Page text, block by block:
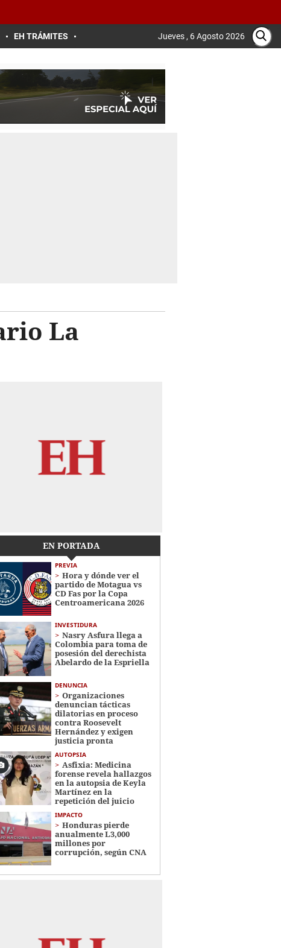
EH TRÁMITES Jueves , 6 Agosto 2026
La
EN PORTADA
PREVIA
Hora y dónde ver el
partido de Motagua vs
CD Fas por la Copa
Centroamericana 2026
INVESTIDURA
Nasry Asfura llega a
Colombia para toma de
posesión del derechista
Abelardo de la Espriella
DENUNCIA
Organizaciones
denuncian tácticas
dilatorias en proceso
contra Roosevelt
Hernández y exigen
justicia pronta
AUTOPSIA
Asfixia: Medicina
forense revela hallazgos
en la autopsia de Keyla
Martínez en la
repetición del juicio
IMPACTO
Honduras pierde
anualmente L3,000
millones por
corrupción, según CNA